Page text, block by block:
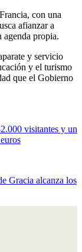
con una
afianzar a
agenda propia.
y servicio
y el turismo
que el Gobierno
visitantes y un
Gracia alcanza los